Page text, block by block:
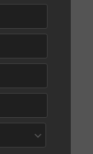
dos Pequenos
Mamíferos
E SUSTENTABILIDADE
DIRETOR
CONSELHO DIRETOR